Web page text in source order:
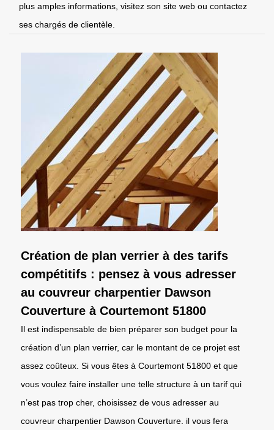
plus amples informations, visitez son site web ou contactez
ses chargés de clientèle.
Création de plan verrier à des tarifs
compétitifs : pensez à vous adresser
au couvreur charpentier Dawson
Couverture à Courtemont 51800
Il est indispensable de bien préparer son budget pour la
création d’un plan verrier, car le montant de ce projet est
assez coûteux. Si vous êtes à Courtemont 51800 et que
vous voulez faire installer une telle structure à un tarif qui
n’est pas trop cher, choisissez de vous adresser au
couvreur charpentier Dawson Couverture. il vous fera